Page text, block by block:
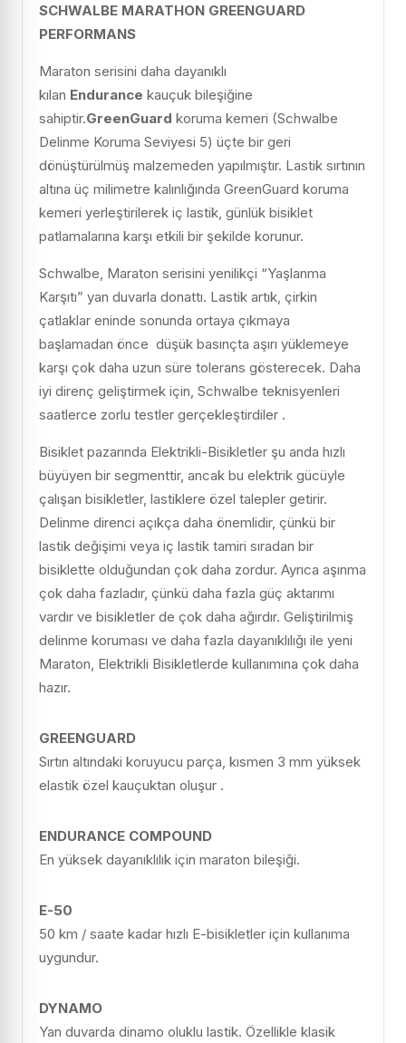
SCHWALBE MARATHON GREENGUARD
PERFORMANS
Maraton serisini daha dayanıklı
kılan Endurance kauçuk bileşiğine
sahiptir.GreenGuard koruma kemeri (Schwalbe
Delinme Koruma Seviyesi 5) üçte bir geri
dönüştürülmüş malzemeden yapılmıştır. Lastik sırtının
altına üç milimetre kalınlığında GreenGuard koruma
kemeri yerleştirilerek iç lastik, günlük bisiklet
patlamalarına karşı etkili bir şekilde korunur.
Schwalbe, Maraton serisini yenilikçi “Yaşlanma
Karşıtı” yan duvarla donattı. Lastik artık, çirkin
çatlaklar eninde sonunda ortaya çıkmaya
başlamadan önce düşük basınçta aşırı yüklemeye
karşı çok daha uzun süre tolerans gösterecek. Daha
iyi direnç geliştirmek için, Schwalbe teknisyenleri
saatlerce zorlu testler gerçekleştirdiler .
Bisiklet pazarında Elektrikli-Bisikletler şu anda hızlı
büyüyen bir segmenttir, ancak bu elektrik gücüyle
çalışan bisikletler, lastiklere özel talepler getirir.
Delinme direnci açıkça daha önemlidir, çünkü bir
lastik değişimi veya iç lastik tamiri sıradan bir
bisiklette olduğundan çok daha zordur. Ayrıca aşınma
çok daha fazladır, çünkü daha fazla güç aktarımı
vardır ve bisikletler de çok daha ağırdır. Geliştirilmiş
delinme koruması ve daha fazla dayanıklılığı ile yeni
Maraton, Elektrikli Bisikletlerde kullanımına çok daha
hazır.
GREENGUARD
Sırtın altındaki koruyucu parça, kısmen 3 mm yüksek
elastik özel kauçuktan oluşur .
ENDURANCE COMPOUND
En yüksek dayanıklılık için maraton bileşiği.
E-50
50 km / saate kadar hızlı E-bisikletler için kullanıma
uygundur.
DYNAMO
Yan duvarda dinamo oluklu lastik. Özellikle klasik